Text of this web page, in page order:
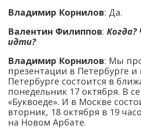
Владимир Корнилов: Да.
Валентин Филиппов: Когда?
идти?
Владимир Корнилов: Мы
презентации в Петербурге и
Петербурге состоится в
понедельник 17 октября. В
«Буквоеде». И в Москве
вторник, 18 октября в 19
на Новом Арбате.